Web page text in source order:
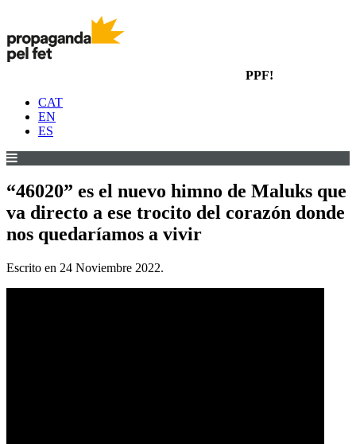
PPF!
CAT
EN
ES
“46020” es el nuevo himno de Maluks que
va directo a ese trocito del corazón donde
nos quedaríamos a vivir
Escrito en 24 Noviembre 2022.